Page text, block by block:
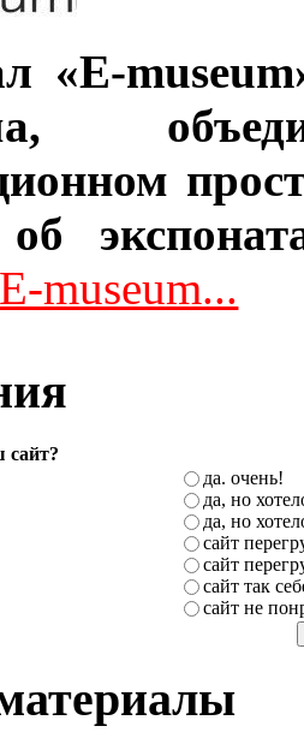
«E-
об
museum...
сайт?
да. очень!
да, но
да, но
сайт
сайт
сайт так
сайт не